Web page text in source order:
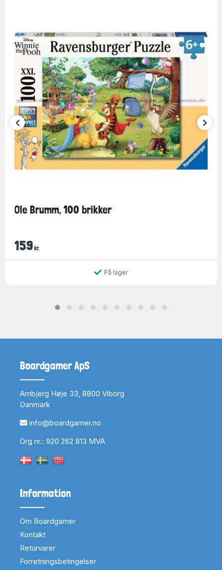
Ole Brumm, 100 brikker
159 kr.
På lager
Boardgamer ApS
Arnbjerg Høje 33, 8800 Viborg
Danmark
info@boardgamer.no
Org nr.: 920 262 813 MVA
Information
Om Boardgamer
Kontakt
Returvarer
Forretningsbetingelser